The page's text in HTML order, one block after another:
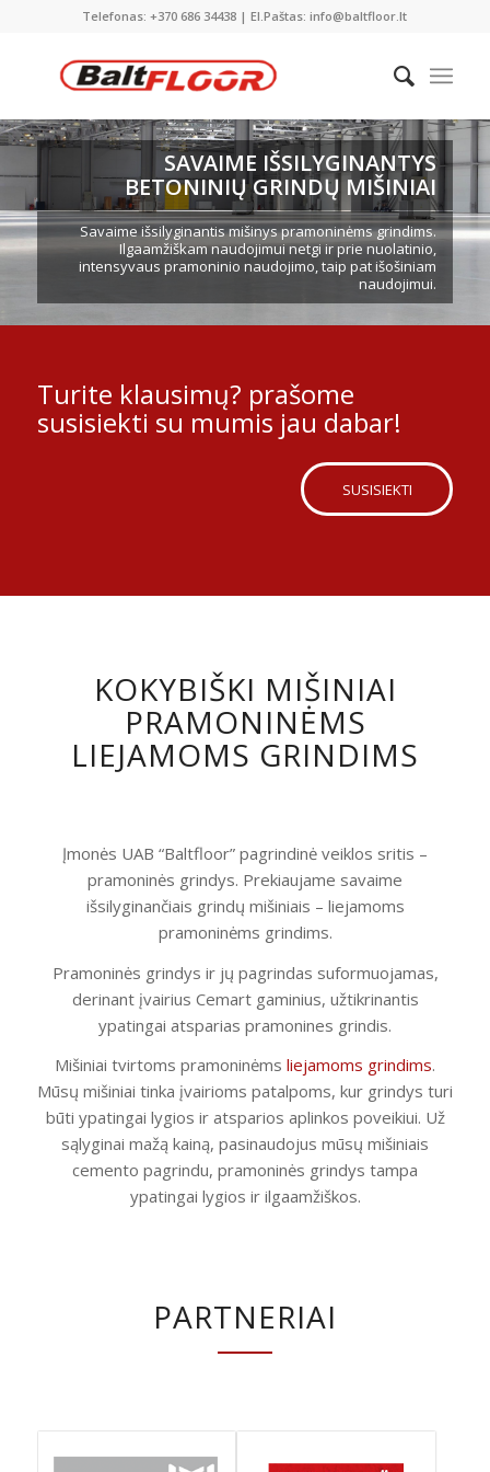
Telefonas: +370 686 34438 | El.Paštas: info@baltfloor.lt
SAVAIME IŠSILYGINANTYS
BETONINIŲ GRINDŲ MIŠINIAI
Savaime išsilyginantis mišinys pramoninėms grindims.
Ilgaamžiškam naudojimui netgi ir prie nuolatinio,
intensyvaus pramoninio naudojimo, taip pat išošiniam
naudojimui.
Turite klausimų? prašome
susisiekti su mumis jau dabar!
SUSISIEKTI
KOKYBIŠKI MIŠINIAI
PRAMONINĖMS
LIEJAMOMS GRINDIMS
Įmonės UAB “Baltfloor” pagrindinė veiklos sritis –
pramoninės grindys. Prekiaujame savaime
išsilyginančiais grindų mišiniais – liejamoms
pramoninėms grindims.
Pramoninės grindys ir jų pagrindas suformuojamas,
derinant įvairius Cemart gaminius, užtikrinantis
ypatingai atsparias pramonines grindis.
Mišiniai tvirtoms pramoninėms liejamoms grindims.
Mūsų mišiniai tinka įvairioms patalpoms, kur grindys turi
būti ypatingai lygios ir atsparios aplinkos poveikiui. Už
sąlyginai mažą kainą, pasinaudojus mūsų mišiniais
cemento pagrindu, pramoninės grindys tampa
ypatingai lygios ir ilgaamžiškos.
PARTNERIAI